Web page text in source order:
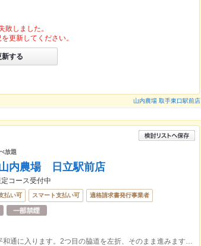
敗しました。
更新してください。
する
山内農場 取手東口駅前店
放題
内農場 日立駅前店
コース受付中
払い可 スマート支払い可 適格請求書発行事業者
JR日立駅中央口を出て平和通に入ります。2つ目の脇道を左折、そのまま進みますと、イトーヨーカドーの前にございます。